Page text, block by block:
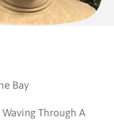
Bay
Waving Through A